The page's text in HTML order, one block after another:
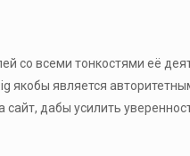
со всеми тонкостями её
якобы является
дабы усилить